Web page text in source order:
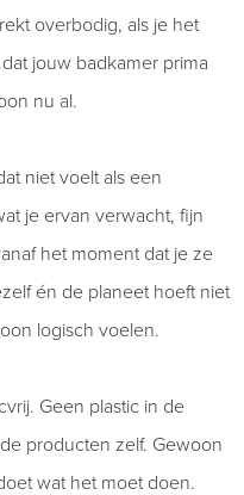
overbodig, als je het
jouw badkamer prima
nu al.
niet voelt als een
je ervan verwacht, fijn
het moment dat je ze
én de planeet hoeft niet
logisch voelen.
Geen plastic in de
producten zelf. Gewoon
wat het moet doen.